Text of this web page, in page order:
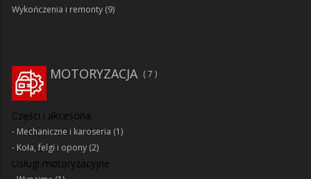
Wykończenia i remonty (9)
MOTORYZACJA 7
Części i akcesoria
Mechaniczne i karoseria (1)
Koła, felgi i opony (2)
Usługi motoryzacyjne